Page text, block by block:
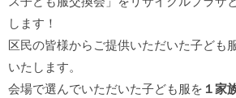
します！
区民の皆様からご提供いただいた子ども
いたします。
会場で選んでいただいた子ども服を １家